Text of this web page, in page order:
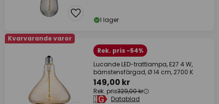
I lager
Kvarvarande varor
Rek. pris -54%
Lucande LED-trattlampa, E27 4 W,
bärnstensfärgad, Ø 14 cm, 2700 K
149,00 kr
Rek. pris329,00 kr
Datablad